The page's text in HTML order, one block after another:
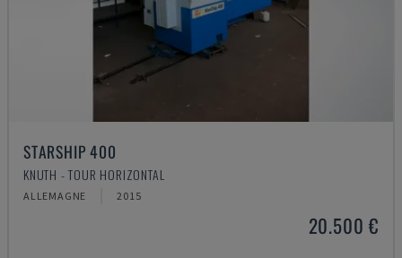
STARSHIP 400
KNUTH - TOUR HORIZONTAL
ALLEMAGNE 2015
20.500 €